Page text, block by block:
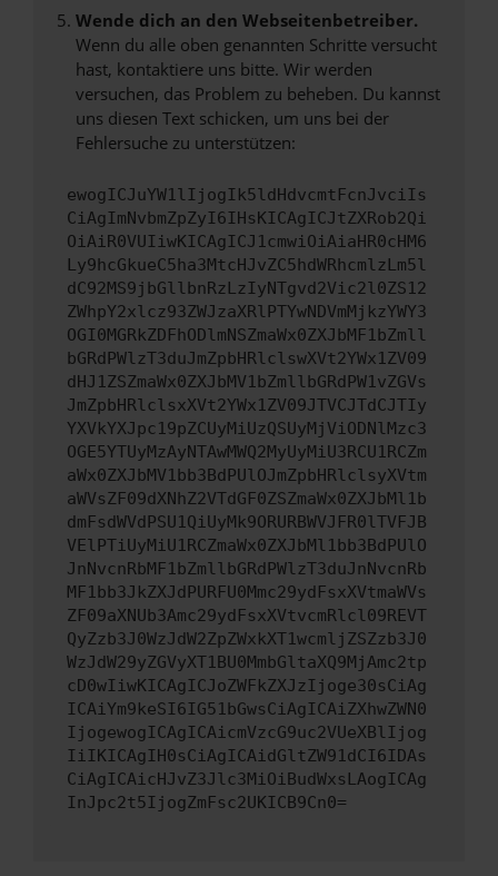
Wende dich an den Webseitenbetreiber.
Wenn du alle oben genannten Schritte versucht
hast, kontaktiere uns bitte. Wir werden
versuchen, das Problem zu beheben. Du kannst
uns diesen Text schicken, um uns bei der
Fehlersuche zu unterstützen:
ewogICJuYW1lIjogIk5ldHdvcmtFcnJvciIs
CiAgImNvbmZpZyI6IHsKICAgICJtZXRob2Qi
OiAiR0VUIiwKICAgICJ1cmwiOiAiaHR0cHM6
Ly9hcGkueC5ha3MtcHJvZC5hdWRhcmlzLm5l
dC92MS9jbGllbnRzLzIyNTgvd2Vic2l0ZS12
ZWhpY2xlcz93ZWJzaXRlPTYwNDVmMjkzYWY3
OGI0MGRkZDFhODlmNSZmaWx0ZXJbMF1bZmll
bGRdPWlzT3duJmZpbHRlclswXVt2YWx1ZV09
dHJ1ZSZmaWx0ZXJbMV1bZmllbGRdPW1vZGVs
JmZpbHRlclsxXVt2YWx1ZV09JTVCJTdCJTIy
YXVkYXJpc19pZCUyMiUzQSUyMjViODNlMzc3
OGE5YTUyMzAyNTAwMWQ2MyUyMiU3RCU1RCZm
aWx0ZXJbMV1bb3BdPUlOJmZpbHRlclsyXVtm
aWVsZF09dXNhZ2VTdGF0ZSZmaWx0ZXJbMl1b
dmFsdWVdPSU1QiUyMk9ORURBWVJFR0lTVFJB
VElPTiUyMiU1RCZmaWx0ZXJbMl1bb3BdPUlO
JnNvcnRbMF1bZmllbGRdPWlzT3duJnNvcnRb
MF1bb3JkZXJdPURFU0Mmc29ydFsxXVtmaWVs
ZF09aXNUb3Amc29ydFsxXVtvcmRlcl09REVT
QyZzb3J0WzJdW2ZpZWxkXT1wcmljZSZzb3J0
WzJdW29yZGVyXT1BU0MmbGltaXQ9MjAmc2tp
cD0wIiwKICAgICJoZWFkZXJzIjoge30sCiAg
ICAiYm9keSI6IG51bGwsCiAgICAiZXhwZWN0
IjogewogICAgICAicmVzcG9uc2VUeXBlIjog
IiIKICAgIH0sCiAgICAidGltZW91dCI6IDAs
CiAgICAicHJvZ3Jlc3MiOiBudWxsLAogICAg
InJpc2t5IjogZmFsc2UKICB9Cn0=